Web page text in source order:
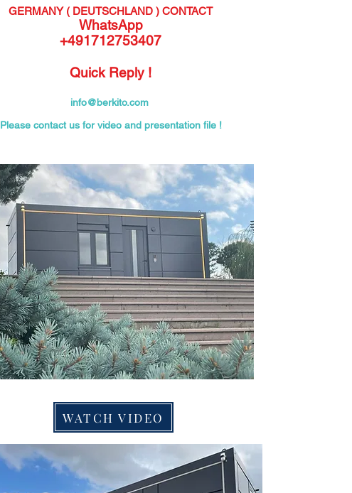
GERMANY ( DEUTSCHLAND ) CONTACT
WhatsApp
+491712753407
Quick Reply !
info@berkito.com
Please contact us for video and presentation file !
WATCH VIDEO